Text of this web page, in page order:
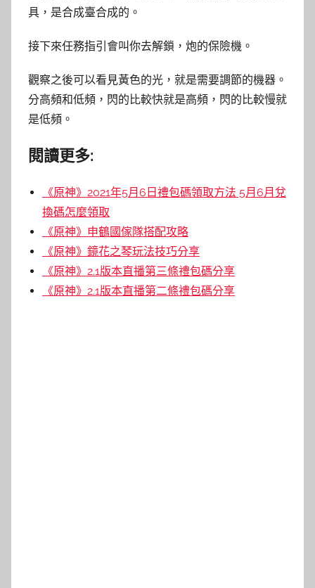
具，是合成臺合成的。
接下來任務指引會叫你去解鎖，炮的保險機。
觀察之後可以看見黃色的光，就是需要調節的機器。
分高頻和低頻，閃的比較快就是高頻，閃的比較慢就
是低頻。
閱讀更多:
《原神》2021年5月6日禮包碼領取方法 5月6月兌
換碼怎麼領取
《原神》申鶴國傢隊搭配攻略
《原神》鏡花之琴玩法技巧分享
《原神》2.1版本直播第三條禮包碼分享
《原神》2.1版本直播第二條禮包碼分享